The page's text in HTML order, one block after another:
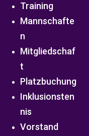
Training
Mannschafte
n
Mitgliedschaf
t
Platzbuchung
Inklusionsten
nis
Vorstand